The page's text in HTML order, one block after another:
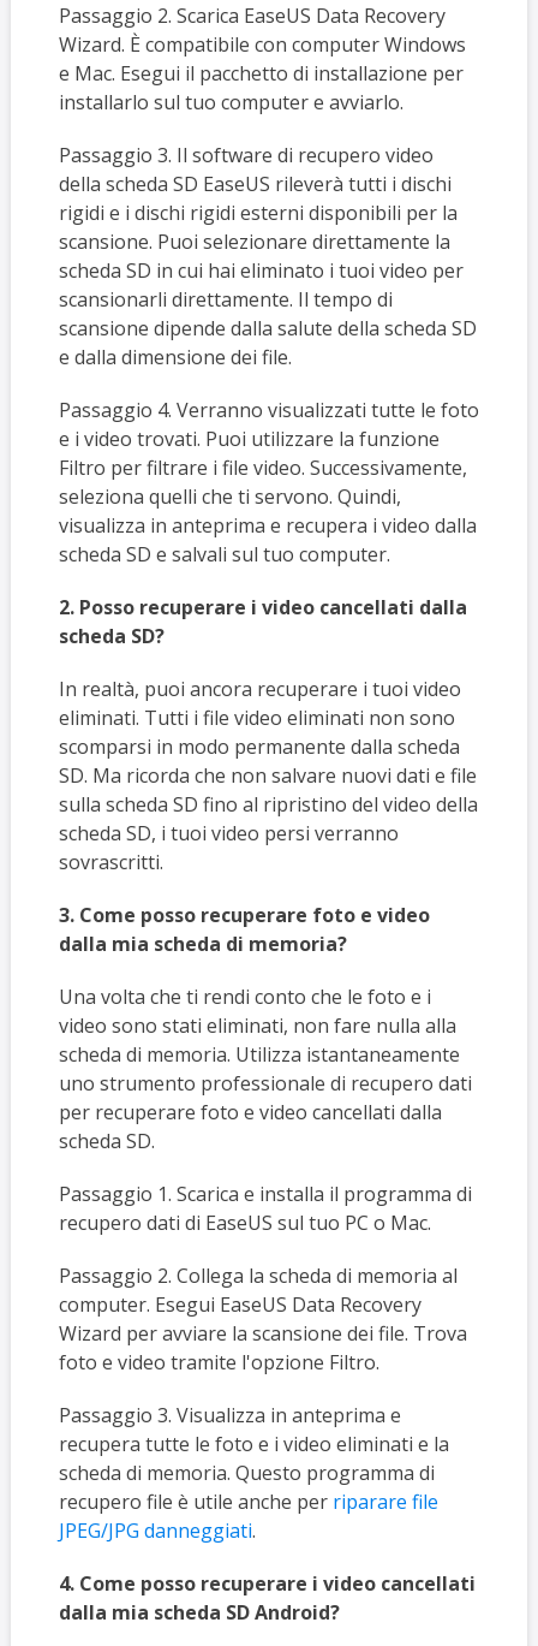
Passaggio 2. Scarica EaseUS Data Recovery
Wizard. È compatibile con computer Windows
e Mac. Esegui il pacchetto di installazione per
installarlo sul tuo computer e avviarlo.
Passaggio 3. Il software di recupero video
della scheda SD EaseUS rileverà tutti i dischi
rigidi e i dischi rigidi esterni disponibili per la
scansione. Puoi selezionare direttamente la
scheda SD in cui hai eliminato i tuoi video per
scansionarli direttamente. Il tempo di
scansione dipende dalla salute della scheda SD
e dalla dimensione dei file.
Passaggio 4. Verranno visualizzati tutte le foto
e i video trovati. Puoi utilizzare la funzione
Filtro per filtrare i file video. Successivamente,
seleziona quelli che ti servono. Quindi,
visualizza in anteprima e recupera i video dalla
scheda SD e salvali sul tuo computer.
2. Posso recuperare i video cancellati dalla
scheda SD?
In realtà, puoi ancora recuperare i tuoi video
eliminati. Tutti i file video eliminati non sono
scomparsi in modo permanente dalla scheda
SD. Ma ricorda che non salvare nuovi dati e file
sulla scheda SD fino al ripristino del video della
scheda SD, i tuoi video persi verranno
sovrascritti.
3. Come posso recuperare foto e video
dalla mia scheda di memoria?
Una volta che ti rendi conto che le foto e i
video sono stati eliminati, non fare nulla alla
scheda di memoria. Utilizza istantaneamente
uno strumento professionale di recupero dati
per recuperare foto e video cancellati dalla
scheda SD.
Passaggio 1. Scarica e installa il programma di
recupero dati di EaseUS sul tuo PC o Mac.
Passaggio 2. Collega la scheda di memoria al
computer. Esegui EaseUS Data Recovery
Wizard per avviare la scansione dei file. Trova
foto e video tramite l'opzione Filtro.
Passaggio 3. Visualizza in anteprima e
recupera tutte le foto e i video eliminati e la
scheda di memoria. Questo programma di
recupero file è utile anche per riparare file
JPEG/JPG danneggiati.
4. Come posso recuperare i video cancellati
dalla mia scheda SD Android?